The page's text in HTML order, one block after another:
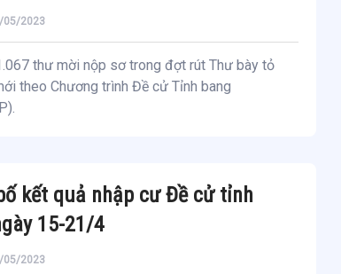
05/2023
thư mời nộp sơ trong đợt rút Thư bày tỏ
theo Chương trình Đề cử Tỉnh bang
kết quả nhập cư Đề cử tỉnh
15-21/4
05/2023